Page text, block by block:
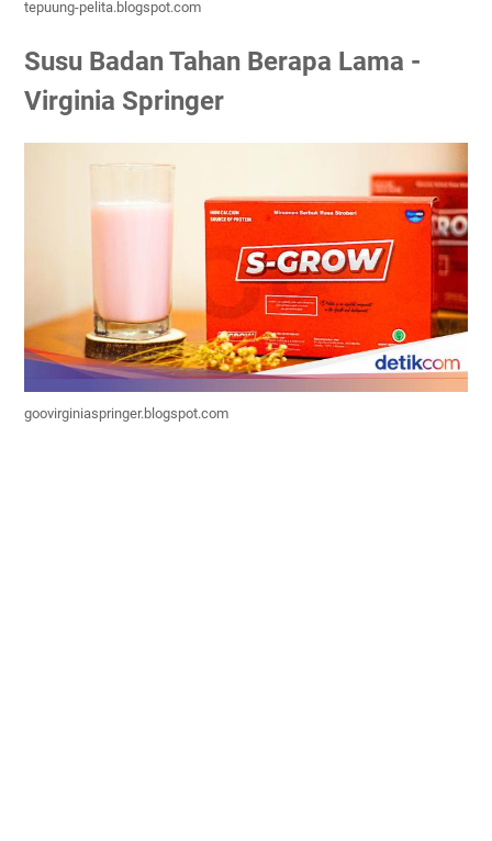
tepuung-pelita.blogspot.com
Susu Badan Tahan Berapa Lama -
Virginia Springer
goovirginiaspringer.blogspot.com